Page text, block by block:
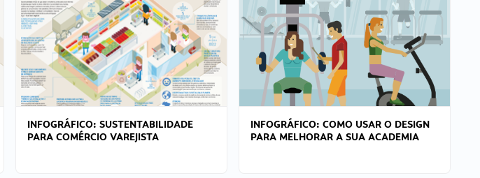
INFOGRÁFICO: SUSTENTABILIDADE
PARA COMÉRCIO VAREJISTA
INFOGRÁFICO: COMO USAR O DESIGN
PARA MELHORAR A SUA ACADEMIA